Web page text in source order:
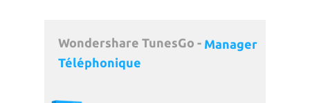
Wondershare TunesGo - Manager
Téléphonique